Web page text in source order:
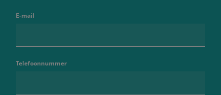
E-mail
Telefoonnummer